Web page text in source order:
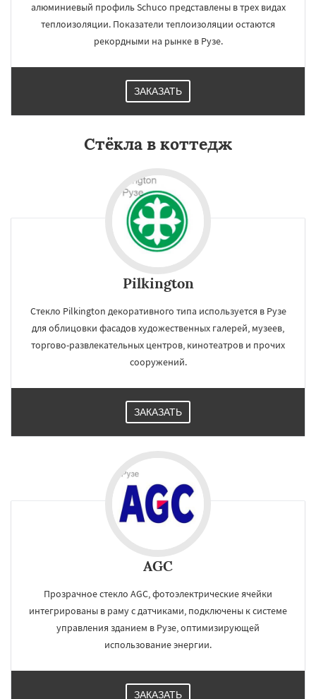
алюминиевый профиль Schuco представлены в трех видах
теплоизоляции. Показатели теплоизоляции остаются
рекордными на рынке в Рузе.
ЗАКАЗАТЬ
Стёкла в коттедж
Pilkington
Стекло Pilkington декоративного типа используется в Рузе
для облицовки фасадов художественных галерей, музеев,
торгово-развлекательных центров, кинотеатров и прочих
сооружений.
ЗАКАЗАТЬ
AGC
Прозрачное стекло AGС, фотоэлектрические ячейки
интегрированы в раму с датчиками, подключены к системе
управления зданием в Рузе, оптимизирующей
использование энергии.
ЗАКАЗАТЬ